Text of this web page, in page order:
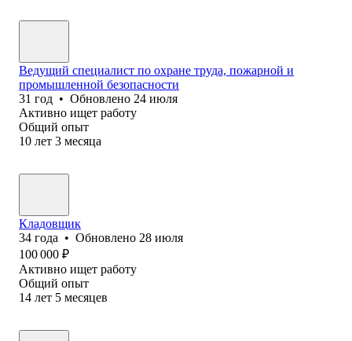
Ведущий специалист по охране труда, пожарной и
промышленной безопасности
31 год • Обновлено 24 июля
Активно ищет работу
Общий опыт
10 лет 3 месяца
Кладовщик
34 года • Обновлено 28 июля
100 000 ₽
Активно ищет работу
Общий опыт
14 лет 5 месяцев